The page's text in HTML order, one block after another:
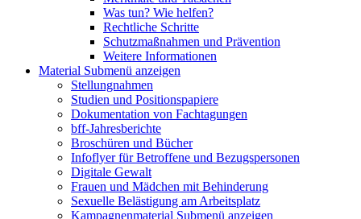
Was tun? Wie helfen?
Rechtliche Schritte
Schutzmaßnahmen und Prävention
Weitere Informationen
Material Submenü anzeigen
Stellungnahmen
Studien und Positionspapiere
Dokumentation von Fachtagungen
bff-Jahresberichte
Broschüren und Bücher
Infoflyer für Betroffene und Bezugspersonen
Digitale Gewalt
Frauen und Mädchen mit Behinderung
Sexuelle Belästigung am Arbeitsplatz
Kampagnenmaterial Submenü anzeigen